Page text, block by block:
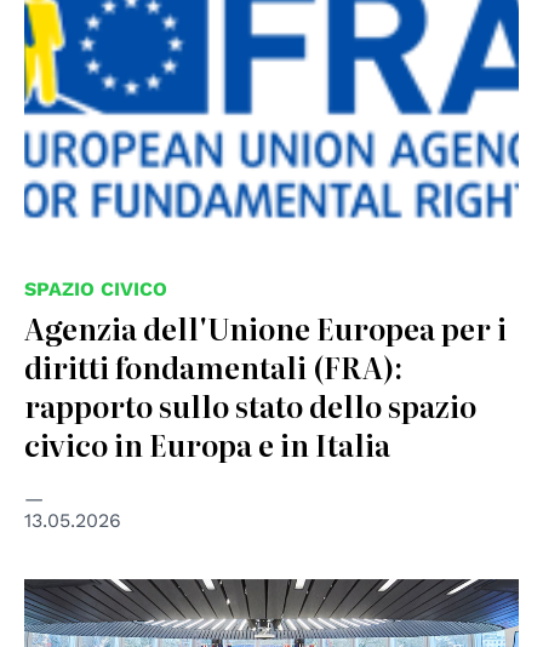
SPAZIO CIVICO
Agenzia dell'Unione Europea per i
diritti fondamentali (FRA):
rapporto sullo stato dello spazio
civico in Europa e in Italia
13.05.2026